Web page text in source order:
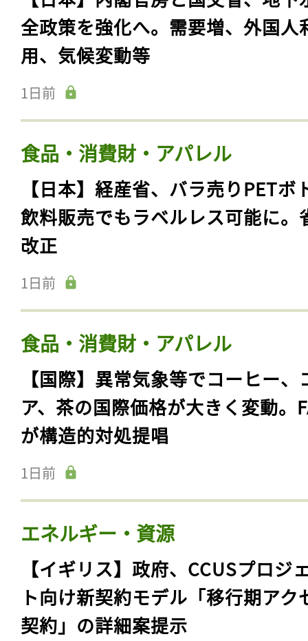
全政策を強化へ。需要増、外国人
用、気候変動等
1日前
食品・消費財・アパレル
【日本】経産省、バラ売りPETボ
飲料販売でもラベルレス可能に。
改正
1日前
食品・消費財・アパレル
【国際】異常気象等でコーヒー、
ア、茶の国際価格が大きく変動。
が構造的対処提唱
1日前
エネルギー・資源
【イギリス】政府、CCUSプロジ
ト向け新契約モデル「移行期アク
契約」の詳細案提示